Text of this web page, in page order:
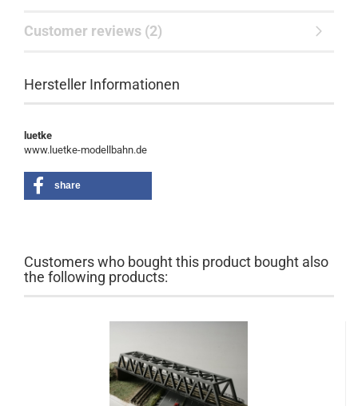
Customer reviews (2)
Hersteller Informationen
luetke
www.luetke-modellbahn.de
share
Customers who bought this product bought also
the following products: